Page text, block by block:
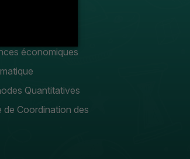
économiques
Quantitatives
de Coordination des